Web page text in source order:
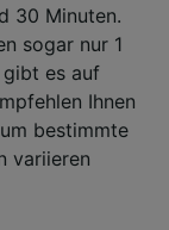
30 Minuten.
sogar nur 1
gibt es auf
Ihnen
bestimmte
variieren